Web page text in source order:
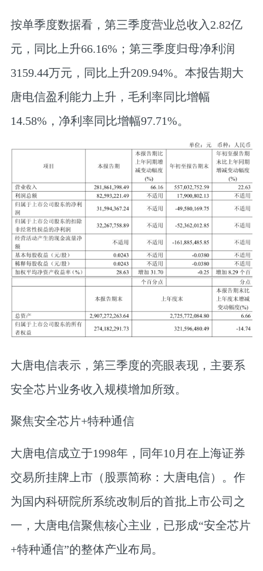
按单季度数据看，第三季度营业总收入2.82亿
元，同比上升66.16%；第三季度归母净利润
3159.44万元，同比上升209.94%。本报告期大
唐电信盈利能力上升，毛利率同比增幅
14.58%，净利率同比增幅97.71%。
大唐电信表示，第三季度的亮眼表现，主要系
安全芯片业务收入规模增加所致。
聚焦安全芯片+特种通信
大唐电信成立于1998年，同年10月在上海证券
交易所挂牌上市（股票简称：大唐电信）。作
为国内科研院所系统改制后的首批上市公司之
一，大唐电信聚焦核心主业，已形成“安全芯片
+特种通信”的整体产业布局。